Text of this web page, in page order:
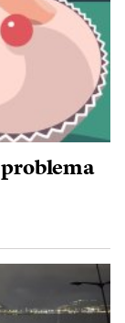
problema